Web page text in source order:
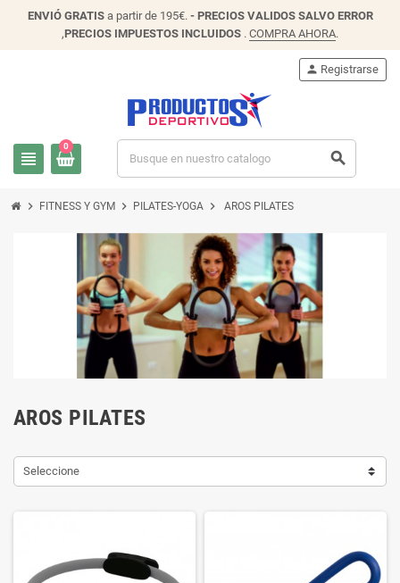
ENVIÓGRATISa partir de 195€. - PRECIOS VALIDOS SALVO ERROR
,PRECIOS IMPUESTOS INCLUIDOS . COMPRA AHORA.
view_headline
person Registrarse
0
search
chevron_right FITNESS Y GYM chevron_right PILATES-YOGA chevron_right AROS PILATES
AROS PILATES
Seleccione